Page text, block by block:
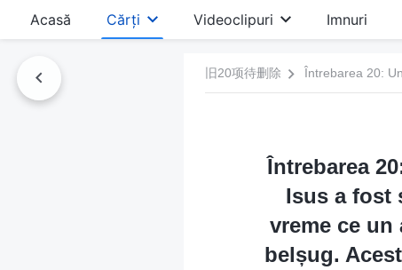
Acasă Cărți Videoclipuri Imnuri
旧20项待删除
Întrebarea
Isus a fost
vreme ce
belșug.